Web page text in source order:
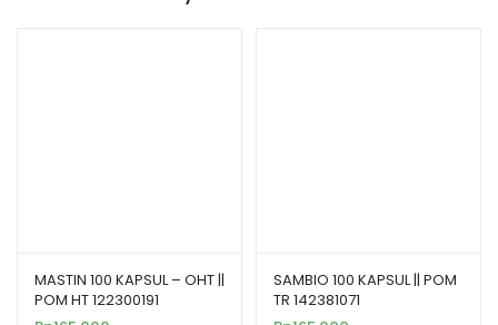
MASTIN 100 KAPSUL – OHT ||
POM HT 122300191
SAMBIO 100 KAPSUL || POM
TR 142381071